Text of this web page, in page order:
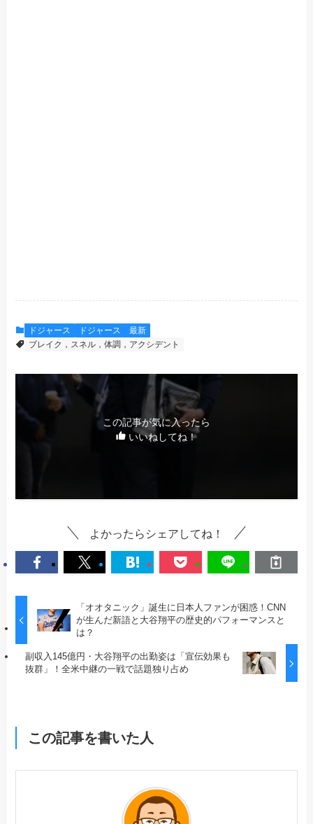
ドジャース
ドジャース 最新
ブレイク，スネル，体調，アクシデント
この記事が気に入ったら
いいねしてね！
よかったらシェアしてね！
「オオタニック」誕生に日本人ファンが困惑！CNN
が生んだ新語と大谷翔平の歴史的パフォーマンスと
は？
副収入145億円・大谷翔平の出勤姿は「宣伝効果も
抜群」！全米中継の一戦で話題独り占め
この記事を書いた人